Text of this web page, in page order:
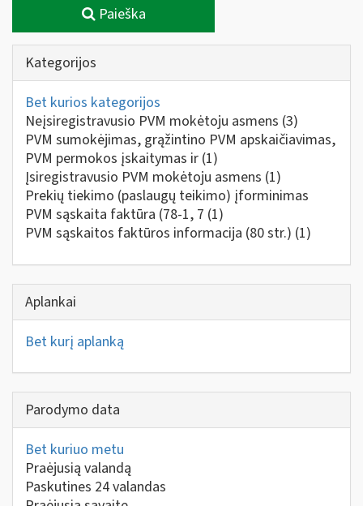
Paieška
Kategorijos
Bet kurios kategorijos
Neįsiregistravusio PVM mokėtoju asmens (3)
PVM sumokėjimas, grąžintino PVM apskaičiavimas,
PVM permokos įskaitymas ir (1)
Įsiregistravusio PVM mokėtoju asmens (1)
Prekių tiekimo (paslaugų teikimo) įforminimas
PVM sąskaita faktūra (78-1, 7 (1)
PVM sąskaitos faktūros informacija (80 str.) (1)
Aplankai
Bet kurį aplanką
Parodymo data
Bet kuriuo metu
Praėjusią valandą
Paskutines 24 valandas